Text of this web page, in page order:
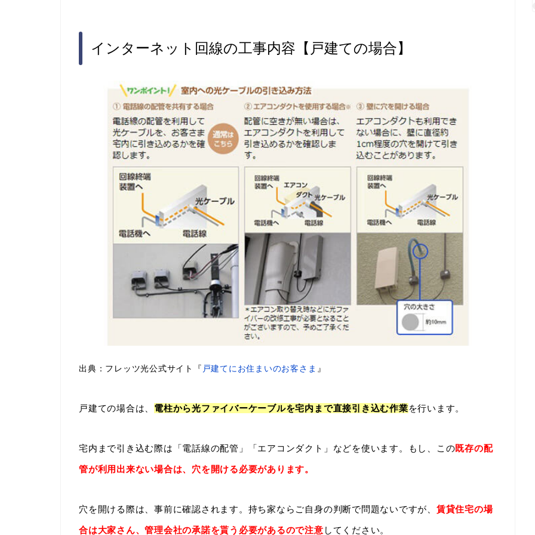
インターネット回線の工事内容【戸建ての場合】
出典：フレッツ光公式サイト『 戸建てにお住まいのお客さま 』
戸建ての場合は、 電柱から光ファイバーケーブルを宅内まで直接引き込む作業を行います。
宅内まで引き込む際は「電話線の配管」「エアコンダクト」などを使います。もし、この既存の配
管が利用出来ない場合は、穴を開ける必要があります。
穴を開ける際は、事前に確認されます。持ち家ならご自身の判断で問題ないですが、 賃貸住宅の場
合は大家さん、管理会社の承諾を貰う必要があるので注意 してください。